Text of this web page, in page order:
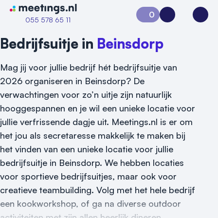
Naar home van Meetings
055 578 65 11
Vraag locatie aan
0
Aanvraag 0Inloggen
Bedrijfsuitje in Beinsdorp
Mag jij voor jullie bedrijf hét bedrijfsuitje van
2026 organiseren in Beinsdorp? De
verwachtingen voor zo’n uitje zijn natuurlijk
hooggespannen en je wil een unieke locatie voor
jullie verfrissende dagje uit. Meetings.nl is er om
het jou als secretaresse makkelijk te maken bij
het vinden van een unieke locatie voor jullie
bedrijfsuitje in Beinsdorp. We hebben locaties
voor sportieve bedrijfsuitjes, maar ook voor
creatieve teambuilding. Volg met het hele bedrijf
een kookworkshop, of ga na diverse outdoor